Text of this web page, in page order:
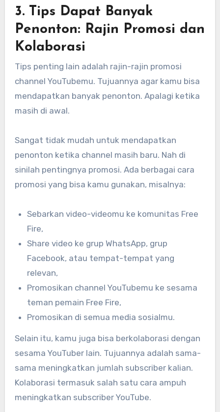
3. Tips Dapat Banyak
Penonton: Rajin Promosi dan
Kolaborasi
Tips penting lain adalah rajin-rajin promosi
channel YouTubemu. Tujuannya agar kamu bisa
mendapatkan banyak penonton. Apalagi ketika
masih di awal.
Sangat tidak mudah untuk mendapatkan
penonton ketika channel masih baru. Nah di
sinilah pentingnya promosi. Ada berbagai cara
promosi yang bisa kamu gunakan, misalnya:
Sebarkan video-videomu ke komunitas Free
Fire,
Share video ke grup WhatsApp, grup
Facebook, atau tempat-tempat yang
relevan,
Promosikan channel YouTubemu ke sesama
teman pemain Free Fire,
Promosikan di semua media sosialmu.
Selain itu, kamu juga bisa berkolaborasi dengan
sesama YouTuber lain. Tujuannya adalah sama-
sama meningkatkan jumlah subscriber kalian.
Kolaborasi termasuk salah satu cara ampuh
meningkatkan subscriber YouTube.